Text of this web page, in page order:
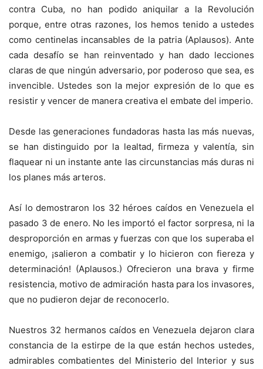
contra Cuba, no han podido aniquilar a la Revolución
porque, entre otras razones, los hemos tenido a ustedes
como centinelas incansables de la patria (Aplausos). Ante
cada desafío se han reinventado y han dado lecciones
claras de que ningún adversario, por poderoso que sea, es
invencible. Ustedes son la mejor expresión de lo que es
resistir y vencer de manera creativa el embate del imperio.
Desde las generaciones fundadoras hasta las más nuevas,
se han distinguido por la lealtad, firmeza y valentía, sin
flaquear ni un instante ante las circunstancias más duras ni
los planes más arteros.
Así lo demostraron los 32 héroes caídos en Venezuela el
pasado 3 de enero. No les importó el factor sorpresa, ni la
desproporción en armas y fuerzas con que los superaba el
enemigo, ¡salieron a combatir y lo hicieron con fiereza y
determinación! (Aplausos.) Ofrecieron una brava y firme
resistencia, motivo de admiración hasta para los invasores,
que no pudieron dejar de reconocerlo.
Nuestros 32 hermanos caídos en Venezuela dejaron clara
constancia de la estirpe de la que están hechos ustedes,
admirables combatientes del Ministerio del Interior y sus